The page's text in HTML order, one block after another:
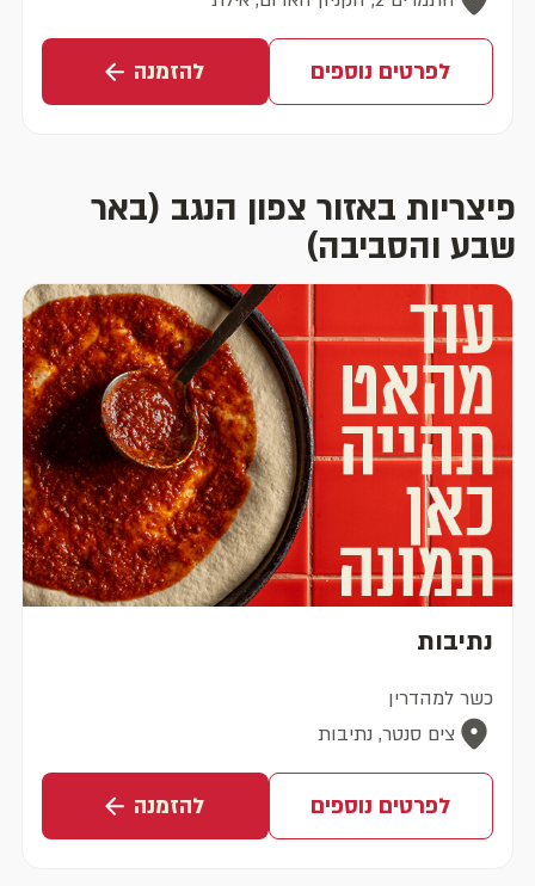
לפרטים נוספים להזמנה
פיצריות באזור צפון הנגב (באר
שבע והסביבה)
נתיבות
כשר למהדרין
צים סנטר, נתיבות
לפרטים נוספים להזמנה